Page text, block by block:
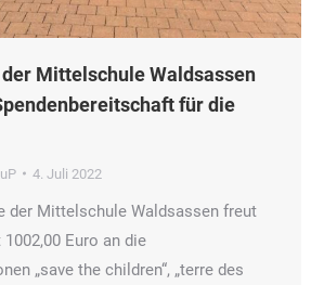
Mittelschule Waldsassen
für die
4. Juli 2022
der Mittelschule Waldsassen freut
Euro an die
„save the children“, „terre des